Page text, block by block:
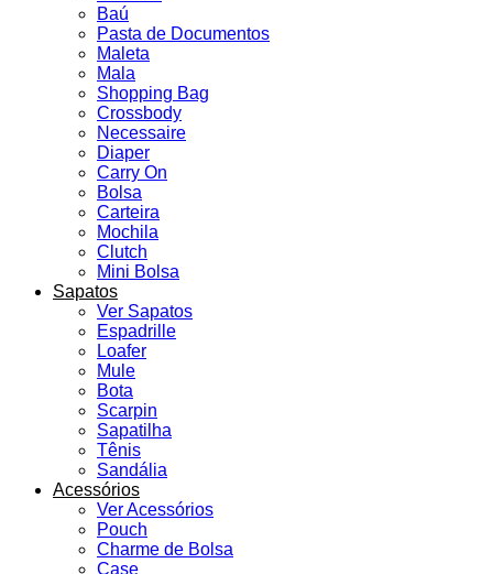
Baú
Pasta de Documentos
Maleta
Mala
Shopping Bag
Crossbody
Necessaire
Diaper
Carry On
Bolsa
Carteira
Mochila
Clutch
Mini Bolsa
Sapatos
Ver Sapatos
Espadrille
Loafer
Mule
Bota
Scarpin
Sapatilha
Tênis
Sandália
Acessórios
Ver Acessórios
Pouch
Charme de Bolsa
Case